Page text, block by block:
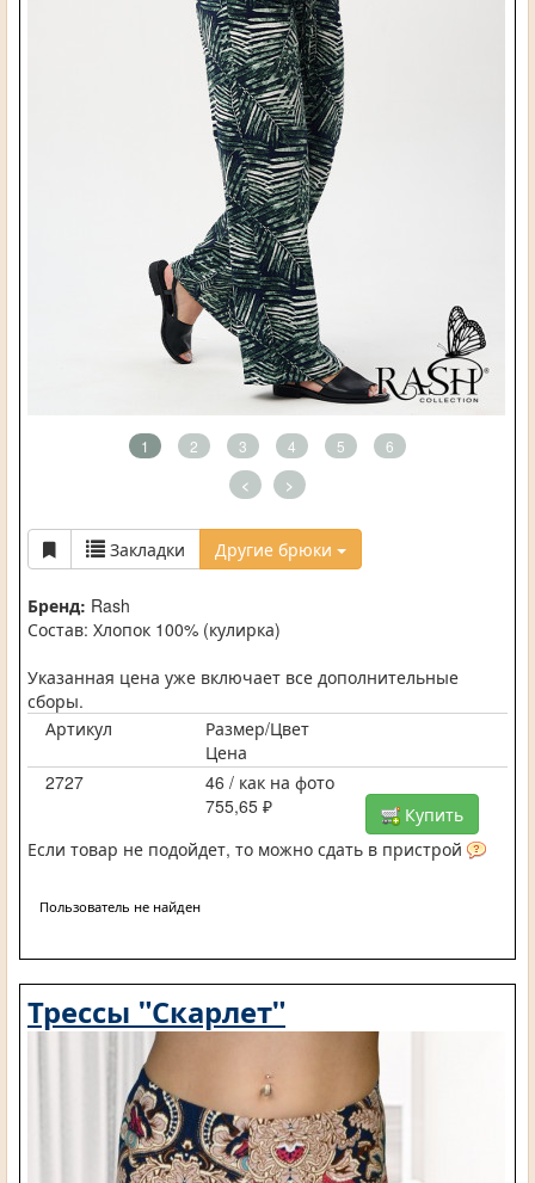
1 2 3 4 5 6
< >
Закладки Другие брюки
Бренд: Rash
Состав: Хлопок 100% (кулирка)
Указанная цена уже включает все дополнительные
сборы.
Артикул
Размер/Цвет
Цена
2727
46 / как на фото
755,65 ₽
Купить
Если товар не подойдет, то можно сдать в пристрой
Пользователь не найден
Трессы "Скарлет"